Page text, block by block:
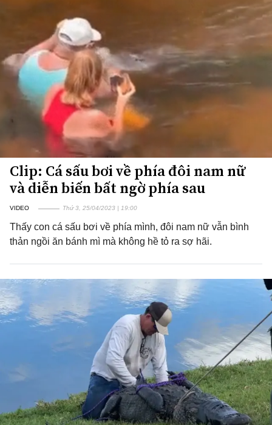
Clip: Cá sấu bơi về phía đôi nam nữ
và diễn biến bất ngờ phía sau
VIDEO Thứ 3, 25/04/2023 | 19:00
Thấy con cá sấu bơi về phía mình, đôi nam nữ vẫn bình
thản ngồi ăn bánh mì mà không hề tỏ ra sợ hãi.